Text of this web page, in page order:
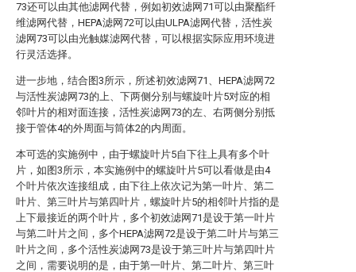
73还可以由其他滤网代替，例如初效滤网71可以由聚酯纤
维滤网代替，HEPA滤网72可以由ULPA滤网代替，活性炭
滤网73可以由光触媒滤网代替，可以根据实际应用环境进
行灵活选择。
进一步地，结合图3所示，所述初效滤网71、HEPA滤网72
与活性炭滤网73的上、下两侧分别与螺旋叶片5对应的相
邻叶片的相对面连接，活性炭滤网73的左、右两侧分别抵
接于管体4的外周面与筒体2的内周面。
本可选的实施例中，由于螺旋叶片5自下往上具有多个叶
片，如图3所示，本实施例中的螺旋叶片5可以看做是由4
个叶片依次连接组成，由下往上依次记为第一叶片、第二
叶片、第三叶片与第四叶片，螺旋叶片5的相邻叶片指的是
上下最接近的两个叶片，多个初效滤网71是设于第一叶片
与第二叶片之间，多个HEPA滤网72是设于第二叶片与第三
叶片之间，多个活性炭滤网73是设于第三叶片与第四叶片
之间，需要说明的是，由于第一叶片、第二叶片、第三叶